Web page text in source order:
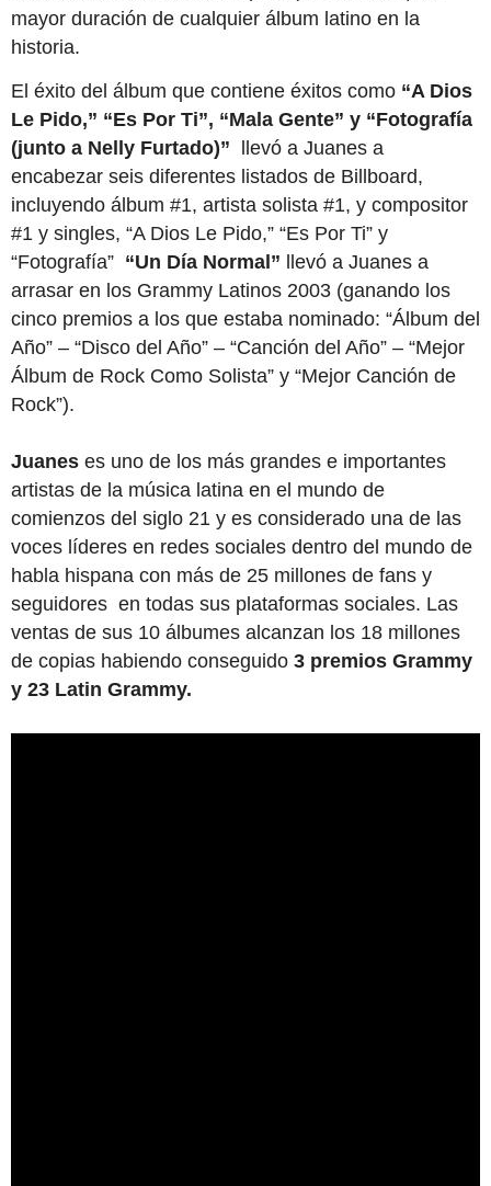
mayor duración de cualquier álbum latino en la
historia.
El éxito del álbum que contiene éxitos como “A Dios
Le Pido,” “Es Por Ti”, “Mala Gente” y “Fotografía
(junto a Nelly Furtado)” llevó a Juanes a
encabezar seis diferentes listados de Billboard,
incluyendo álbum #1, artista solista #1, y compositor
#1 y singles, “A Dios Le Pido,” “Es Por Ti” y
“Fotografía” “Un Día Normal” llevó a Juanes a
arrasar en los Grammy Latinos 2003 (ganando los
cinco premios a los que estaba nominado: “Álbum del
Año” – “Disco del Año” – “Canción del Año” – “Mejor
Álbum de Rock Como Solista” y “Mejor Canción de
Rock”).
Juanes es uno de los más grandes e importantes
artistas de la música latina en el mundo de
comienzos del siglo 21 y es considerado una de las
voces líderes en redes sociales dentro del mundo de
habla hispana con más de 25 millones de fans y
seguidores en todas sus plataformas sociales. Las
ventas de sus 10 álbumes alcanzan los 18 millones
de copias habiendo conseguido 3 premios Grammy
y 23 Latin Grammy.